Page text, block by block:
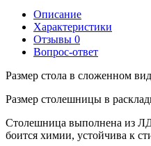
Описание
Характеристики
Отзывы 0
Вопрос-ответ
Размер стола в сложенном
Размер столешницы в
Столешница выполнена из
боится химии, устойчива к